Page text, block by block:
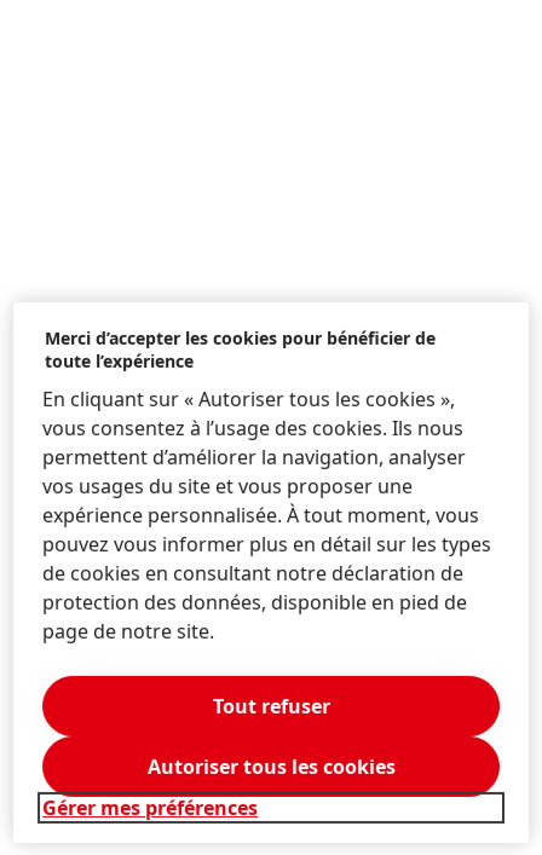
Merci d’accepter les cookies pour bénéficier de
toute l’expérience
En cliquant sur « Autoriser tous les cookies »,
vous consentez à l’usage des cookies. Ils nous
permettent d’améliorer la navigation, analyser
vos usages du site et vous proposer une
expérience personnalisée. À tout moment, vous
pouvez vous informer plus en détail sur les types
de cookies en consultant notre déclaration de
protection des données, disponible en pied de
page de notre site.
Gérer mes préférences
Tout refuser
Autoriser tous les cookies